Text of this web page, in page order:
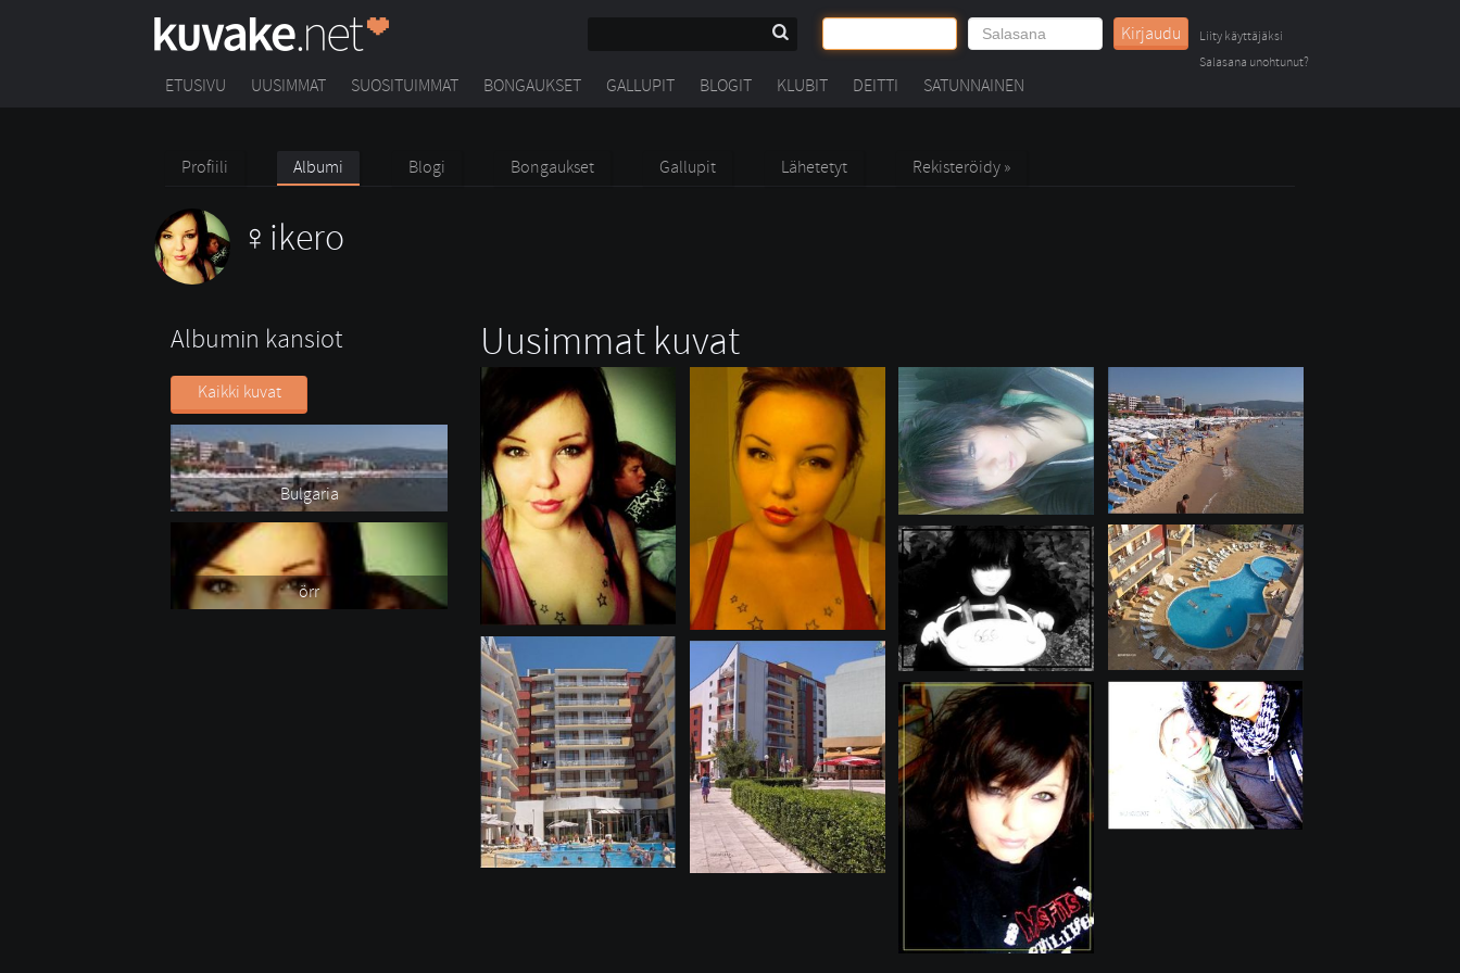
Kirjaudu
Liity käyttäjäksi
Salasana unohtunut?
ETUSIVU UUSIMMAT SUOSITUIMMAT BONGAUKSET GALLUPIT BLOGIT KLUBIT DEITTI SATUNNAINEN
Profiili Albumi Blogi Bongaukset Gallupit Lähetetyt Rekisteröidy »
ikero
Albumin kansiot
Kaikki kuvat
Bulgaria
örr
Uusimmat kuvat